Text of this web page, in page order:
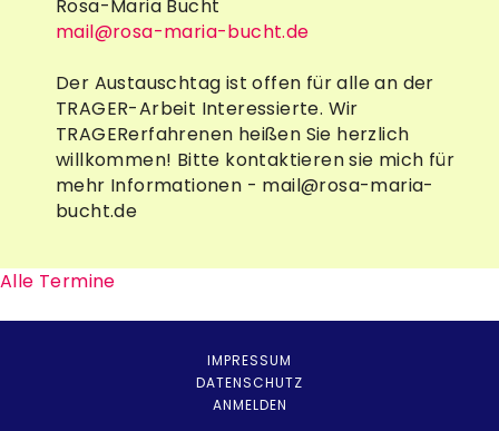
Rosa-Maria Bucht
mail@rosa-maria-bucht.de
Der Austauschtag ist offen für alle an der
TRAGER-Arbeit Interessierte. Wir
TRAGERerfahrenen heißen Sie herzlich
willkommen! Bitte kontaktieren sie mich für
mehr Informationen - mail@rosa-maria-
bucht.de
Alle Termine
IMPRESSUM
DATENSCHUTZ
ANMELDEN